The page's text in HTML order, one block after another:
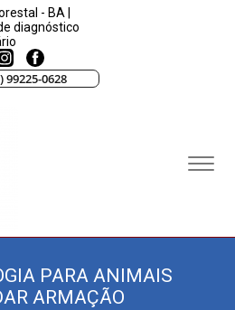
- BA |
diagnóstico
99225-0628
PARA ANIMAIS
ARMAÇÃO